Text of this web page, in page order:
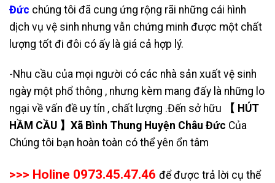
Đức chúng tôi đã cung ứng rộng rãi những cái hình
dịch vụ vệ sinh nhưng vẫn chứng minh được một chất
lượng tốt đi đôi có ấy là giá cả hợp lý.
-Nhu cầu của mọi người có các nhà sản xuất vệ sinh
ngày một phổ thông , nhưng kèm mang đấy là những lo
ngại về vấn đề uy tín , chất lượng .Đến sở hữu
【 HÚT
HẦM CẦU 】Xã Bình Thung Huyện Châu Đức Của
Chúng tôi bạn hoàn toàn có thể yên ổn tâm
>>> Holine 0973.45.47.46 để được trả lời cụ thể